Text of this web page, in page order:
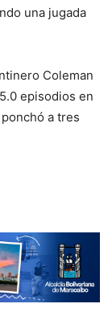
una jugada
Coleman
episodios en
a tres